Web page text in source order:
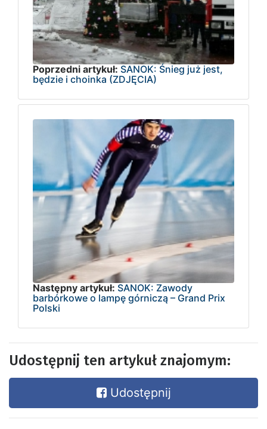
Poprzedni artykuł: SANOK: Śnieg już jest,
będzie i choinka (ZDJĘCIA)
Następny artykuł: SANOK: Zawody
barbórkowe o lampę górniczą – Grand Prix
Polski
Udostępnij ten artykuł znajomym:
Udostępnij